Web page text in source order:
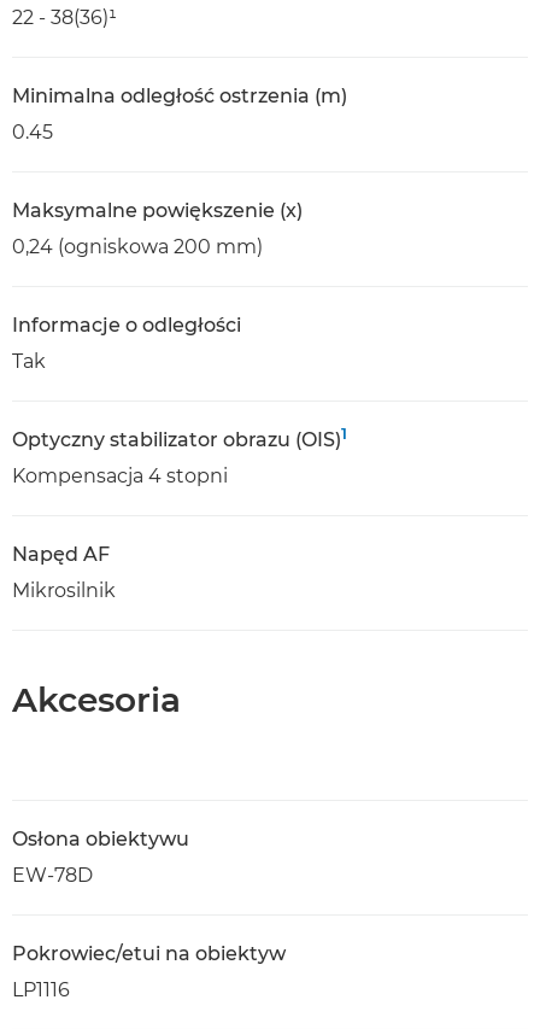
22 - 38(36)¹
Minimalna odległość ostrzenia (m)
0.45
Maksymalne powiększenie (x)
0,24 (ogniskowa 200 mm)
Informacje o odległości
Tak
Optyczny stabilizator obrazu (OIS)1
Kompensacja 4 stopni
Napęd AF
Mikrosilnik
Akcesoria
Osłona obiektywu
EW-78D
Pokrowiec/etui na obiektyw
LP1116